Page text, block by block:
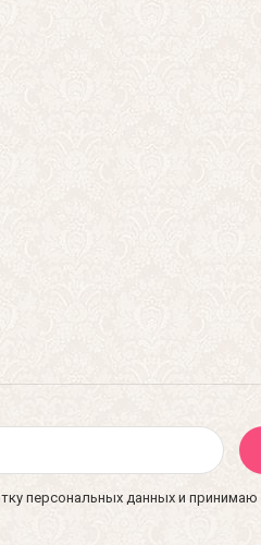
персональных данных и принимаю